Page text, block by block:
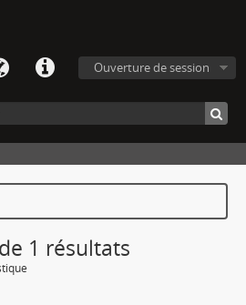
Ouverture de session
1 résultats